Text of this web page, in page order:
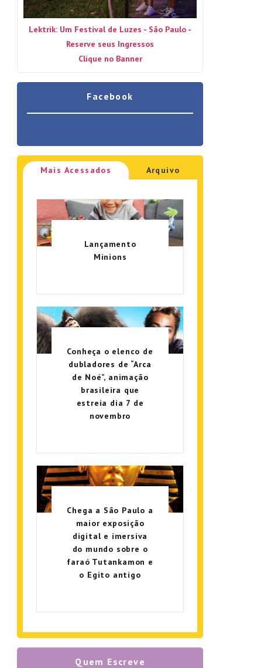
Lektrik: Um Festival de Luzes - São Paulo -
Reserve seus Ingressos
Clique no Banner
Facebook
Mais Acessados Arquivo
Lançamento
Minions
Conheça o elenco de
dubladores de “Arca
de Noé”, animação
brasileira que
estreia dia 7 de
novembro
Chega a São Paulo a
maior exposição
digital e imersiva
do mundo sobre o
faraó Tutankamon e
o Egito antigo
Quem Escreve